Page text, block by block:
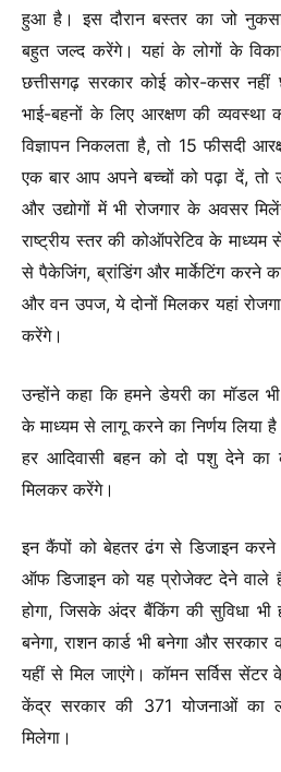
हुआ है। इस दौरान बस्तर का जो
बहुत जल्द करेंगे। यहां के लोगों के
छत्तीसगढ़ सरकार कोई कोर-कसर नहीं
भाई-बहनों के लिए आरक्षण की व्यवस्था
विज्ञापन निकलता है, तो 15 फीसदी
एक बार आप अपने बच्चों को पढ़ा दें, तो
और उद्योगों में भी रोजगार के अवसर
राष्ट्रीय स्तर की कोऑपरेटिव के
से पैकेजिंग, ब्रांडिंग और मार्केटिंग करने
और वन उपज, ये दोनों मिलकर यहां
करेंगे।
उन्होंने कहा कि हमने डेयरी का मॉडल
के माध्यम से लागू करने का निर्णय लिया
हर आदिवासी बहन को दो पशु देने
मिलकर करेंगे।
इन कैंपों को बेहतर ढंग से डिजाइन
ऑफ डिजाइन को यह प्रोजेक्ट देने वाले
होगा, जिसके अंदर बैंकिंग की सुविधा भी
बनेगा, राशन कार्ड भी बनेगा और
यहीं से मिल जाएंगे। कॉमन सर्विस सेंटर
केंद्र सरकार की 371 योजनाओं
मिलेगा।